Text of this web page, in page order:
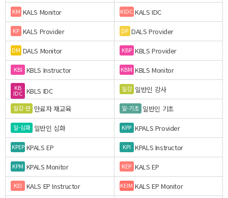
KM KALS Monitor KIDC KALS IDC
KP KALS Provider DP DALS Provider
DM DALS Monitor KBP KBLS Provider
KBI KBLS Instructor KBM KBLS Monitor
KB
IDC KBLS IDC 일강 일반인 강사
일강-만 만료자 재교육 일-기초 일반인 기초
일-심화 일반인 심화 KPP KPALS Provider
KPEP KPALS EP KPI KPALS Instructor
KPM KPALS Monitor KEP KALS EP
KEI KALS EP Instructor KEIM KALS EP Monitor